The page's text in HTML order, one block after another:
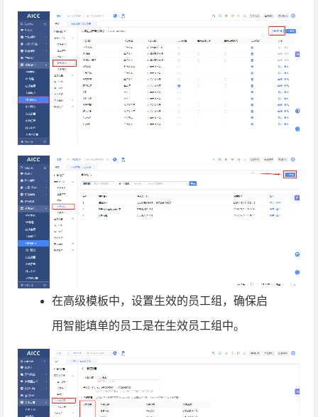
在高级模板中，设置生效的员工组，确保启
用智能填单的员工是在生效员工组中。